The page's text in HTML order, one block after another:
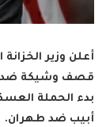
أعلن وزير
قصف وشيكة ضد
بدء الحملة
أبيب ضد طهران.